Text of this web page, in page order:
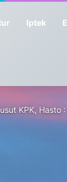
Iptek
KPK,